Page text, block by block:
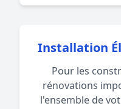
Installation
Pour les
rénovations
l'ensemble de